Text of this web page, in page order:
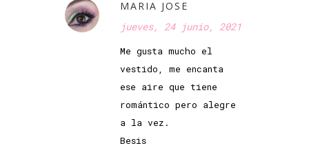
MARIA JOSE
jueves, 24 junio, 2021
Me gusta mucho el
vestido, me encanta
ese aire que tiene
romántico pero alegre
a la vez.
Besis